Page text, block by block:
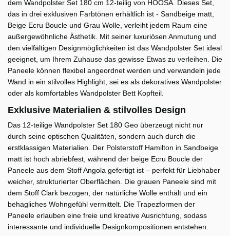
dem Wandpolster Set 180 cm 12-teilig von HOOSA. Dieses Set,
das in drei exklusiven Farbtönen erhältlich ist - Sandbeige matt,
Beige Ecru Boucle und Grau Wolle, verleiht jedem Raum eine
außergewöhnliche Ästhetik. Mit seiner luxuriösen Anmutung und
den vielfältigen Designmöglichkeiten ist das Wandpolster Set ideal
geeignet, um Ihrem Zuhause das gewisse Etwas zu verleihen. Die
Paneele können flexibel angeordnet werden und verwandeln jede
Wand in ein stilvolles Highlight, sei es als dekoratives Wandpolster
oder als komfortables Wandpolster Bett Kopfteil.
Exklusive Materialien & stilvolles Design
Das 12-teilige Wandpolster Set 180 Geo überzeugt nicht nur
durch seine optischen Qualitäten, sondern auch durch die
erstklassigen Materialien. Der Polsterstoff Hamilton in Sandbeige
matt ist hoch abriebfest, während der beige Ecru Boucle der
Paneele aus dem Stoff Angola gefertigt ist – perfekt für Liebhaber
weicher, strukturierter Oberflächen. Die grauen Paneele sind mit
dem Stoff Clark bezogen, der natürliche Wolle enthält und ein
behagliches Wohngefühl vermittelt. Die Trapezformen der
Paneele erlauben eine freie und kreative Ausrichtung, sodass
interessante und individuelle Designkompositionen entstehen.